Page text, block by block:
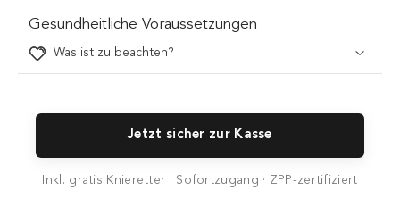
Gesundheitliche Voraussetzungen
Was ist zu beachten?
Jetzt sicher zur Kasse
Inkl. gratis Knieretter · Sofortzugang · ZPP-zertifiziert